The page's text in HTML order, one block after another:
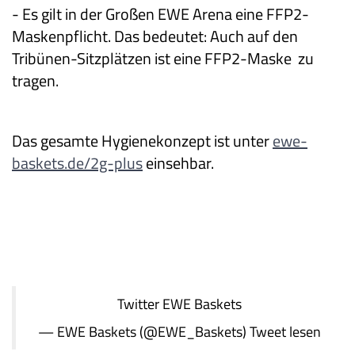
-Es gilt in der Großen EWE Arena eine FFP2-
Maskenpflicht. Das bedeutet: Auch auf den
Tribünen-Sitzplätzen ist eine FFP2-Maske zu
tragen.
Das gesamte Hygienekonzept ist unterewe-
baskets.de/2g-pluseinsehbar.
TwitterEWE Baskets
— EWE Baskets (@EWE_Baskets)Tweet lesen